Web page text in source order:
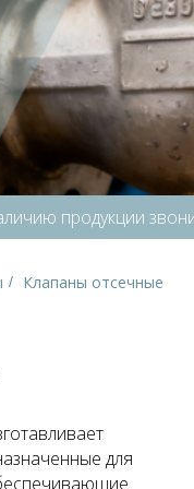
продукции
/ Клапаны отсечные
для